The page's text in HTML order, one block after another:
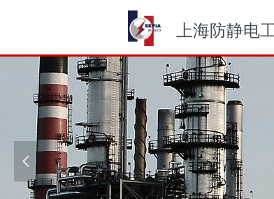
上海防静电
넳